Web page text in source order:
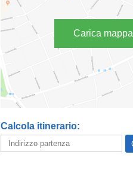
Carica mappa
Calcola itinerario: